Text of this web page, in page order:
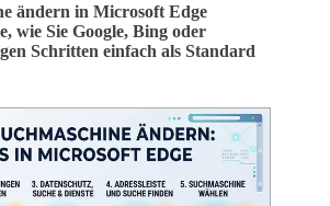
ändern in Microsoft Edge
wie Sie Google, Bing oder
Schritten einfach als Standard